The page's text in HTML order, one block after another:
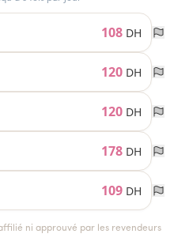
108 DH
120 DH
120 DH
178 DH
109 DH
ni approuvé par les revendeurs